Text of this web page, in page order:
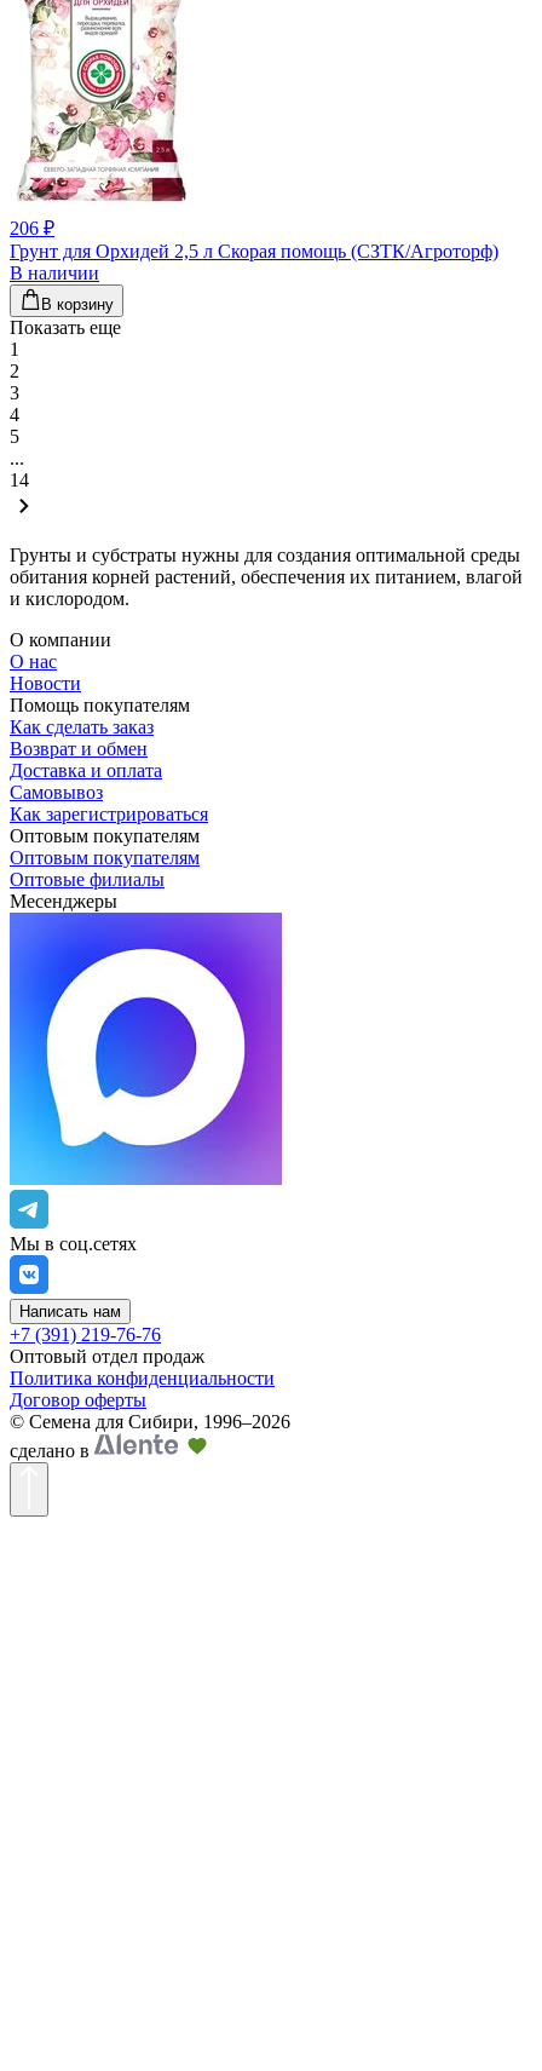
206 ₽
Грунт для Орхидей 2,5 л Скорая помощь (СЗТК/Агроторф)
В наличии
В корзину
Показать еще
1
2
3
4
5
...
14
Грунты и субстраты нужны для создания оптимальной среды
обитания корней растений, обеспечения их питанием, влагой
и кислородом.
О компании
О нас
Новости
Помощь покупателям
Как сделать заказ
Возврат и обмен
Доставка и оплата
Самовывоз
Как зарегистрироваться
Оптовым покупателям
Оптовым покупателям
Оптовые филиалы
Месенджеры
Мы в соц.сетях
Написать нам
+7 (391) 219-76-76
Оптовый отдел продаж
Политика конфиденциальности
Договор оферты
© Семена для Сибири, 1996–2026
сделано в